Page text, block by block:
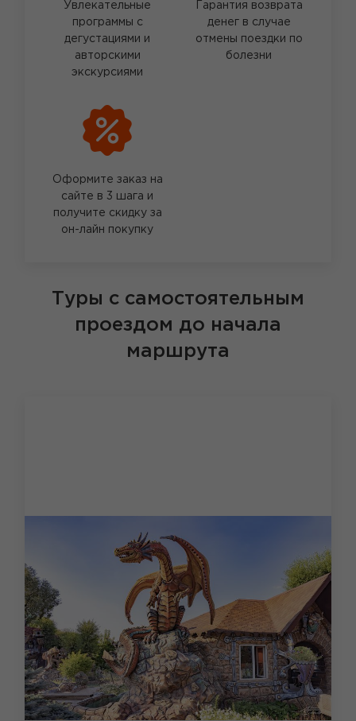
Увлекательные
программы с
дегустациями и
авторскими
экскурсиями
Гарантия возврата
денег в случае
отмены поездки по
болезни
Оформите заказ на
сайте в 3 шага и
получите скидку за
он-лайн покупку
Туры с самостоятельным
проездом до начала
маршрута